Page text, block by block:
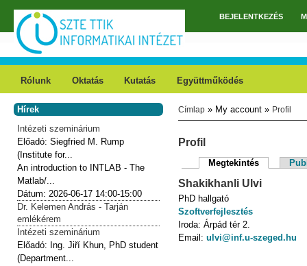
Ugrás a tartalomra
FőmenüBEJELENTKEZÉS
Rólunk Oktatás Kutatás Együttműködés
Jelenlegi hely
Címlap » My account » Profil
Profil
Elsődleges fülek
Megtekintés (aktív fül)
Shakikhanli Ulvi
PhD hallgató
Szoftverfejlesztés
Iroda: Árpád tér 2.
Email: ulvi@inf.u-szeged.hu
Hírek
Intézeti szeminárium
Előadó:Siegfried M. Rump
(Institute for...
An introduction to INTLAB - The
Matlab/...
Dátum: 2026-06-17 14:00-15:00
Dr. Kelemen András - Tarján
emlékérem
Intézeti szeminárium
Előadó: Ing. Jiří Khun, PhD student
(Department...